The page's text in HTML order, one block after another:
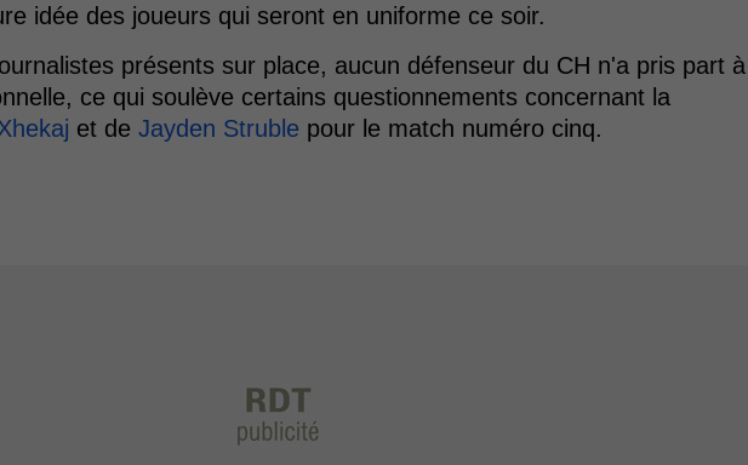
idée des joueurs qui seront en uniforme ce soir.
présents sur place, aucun défenseur du CH n'a pris part à
ce qui soulève certains questionnements concernant la
et de Jayden Struble pour le match numéro cinq.